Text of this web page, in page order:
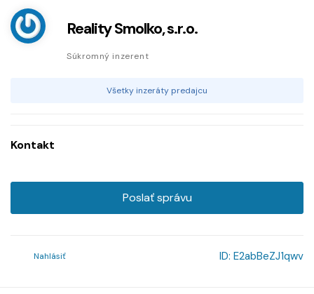
Reality Smolko, s.r.o.
Súkromný inzerent
Všetky inzeráty predajcu
Kontakt
Poslať správu
Nahlásiť ID: E2abBeZJ1qwv